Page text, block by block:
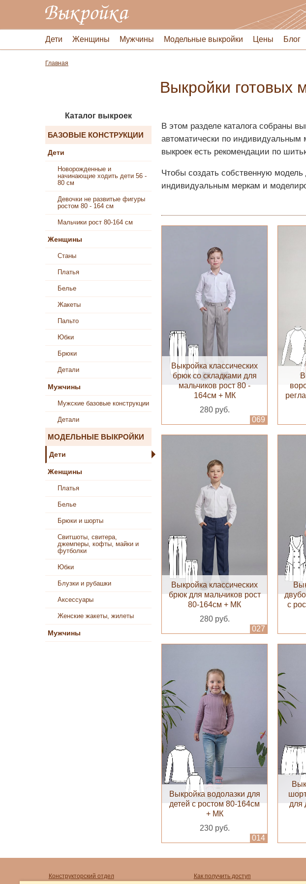
Дети Женщины Мужчины Модельные выкройки Цены Блог
Главная
Выкройки готовых
Каталог выкроек
БАЗОВЫЕ КОНСТРУКЦИИ
Дети
Новорожденные и
начинающие ходить дети 56 -
80 см
Девочки не развитые фигуры
ростом 80 - 164 см
Мальчики рост 80-164 см
Женщины
Станы
Платья
Белье
Жакеты
Пальто
Юбки
Брюки
Детали
Мужчины
Мужские базовые конструкции
Детали
МОДЕЛЬНЫЕ ВЫКРОЙКИ
Дети
Женщины
Платья
Белье
Брюки и шорты
Свитшоты, свитера,
джемперы, кофты, майки и
футболки
Юбки
Блузки и рубашки
Аксессуары
Женские жакеты, жилеты
Мужчины
В этом разделе каталога собраны
автоматически по индивидуальным
выкроек есть рекомендации по
Чтобы создать собственную
индивидуальным меркам и
069
Выкройка классических
брюк со складками для
мальчиков рост 80 -
164см + МК
280 руб.
027
Выкройка классических
брюк для мальчиков рост
80-164см + МК
280 руб.
с
014
Выкройка водолазки для
детей с ростом 80-164см
+ МК
230 руб.
для
Конструкторский отдел Как получить доступ